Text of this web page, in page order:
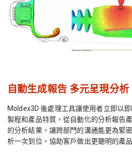
自動生成報告 多元呈現分析
Moldex3D後處理工具讓使用者立即以
製程和產品特質，從自動化的分析報告
的分析結果，讓跨部門的溝通能更為緊密
析一次到位，協助客戶做出更聰明的產